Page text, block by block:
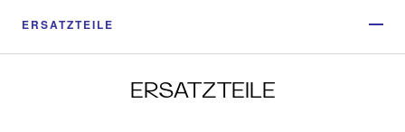
ERSATZTEILE
ERSATZTEILE